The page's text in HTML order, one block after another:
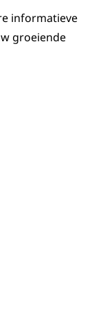
informatieve
groeiende